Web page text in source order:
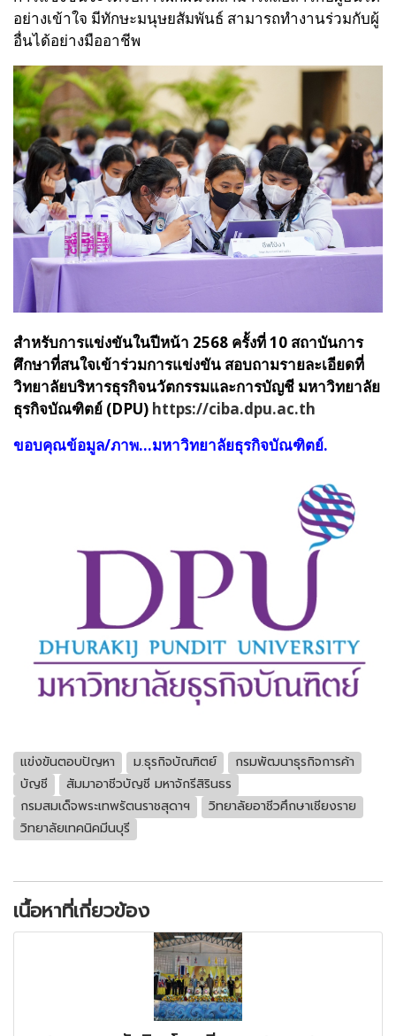
อย่างเข้าใจ มีทักษะมนุษยสัมพันธ์ สามารถทำงานร่วมกับผู้
อื่นได้อย่างมืออาชีพ
สำหรับการแข่งขันในปีหน้า 2568 ครั้งที่ 10 สถาบันการ
ศึกษาที่สนใจเข้าร่วมการแข่งขัน สอบถามรายละเอียดที่
วิทยาลัยบริหารธุรกิจนวัตกรรมและการบัญชี มหาวิทยาลัย
ธุรกิจบัณฑิตย์ (DPU) https://ciba.dpu.ac.th
ขอบคุณข้อมูล/ภาพ...มหาวิทยาลัยธุรกิจบัณฑิตย์.
แข่งขันตอบปัญหา ม.ธุรกิจบัณฑิตย์
กรมพัฒนาธุรกิจการค้า
บัญชี
สัมมาอาชีวบัญชี มหาจักรีสิรินธร
กรมสมเด็จพระเทพรัตนราชสุดาฯ
วิทยาลัยอาชีวศึกษาเชียงราย
วิทยาลัยเทคนิคมีนบุรี
เนื้อหาที่เกี่ยวข้อง